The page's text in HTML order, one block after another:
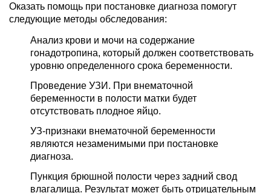
Оказать помощь при постановке диагноза помогут
следующие методы обследования:
Анализ крови и мочи на содержание
гонадотропина, который должен соответствовать
уровню определенного срока беременности.
Проведение УЗИ. При внематочной
беременности в полости матки будет
отсутствовать плодное яйцо.
УЗ-признаки внематочной беременности
являются незаменимыми при постановке
диагноза.
Пункция брюшной полости через задний свод
влагалища. Результат может быть отрицательным